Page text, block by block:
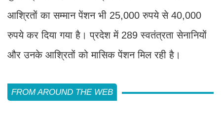
आश्रितों का सम्मान पेंशन भी 25,000 रुपये से 40,000
रुपये कर दिया गया है। प्रदेश में 289 स्वतंत्रता सेनानियों
और उनके आश्रितों को मासिक पेंशन मिल रही है।
FROM AROUND THE WEB